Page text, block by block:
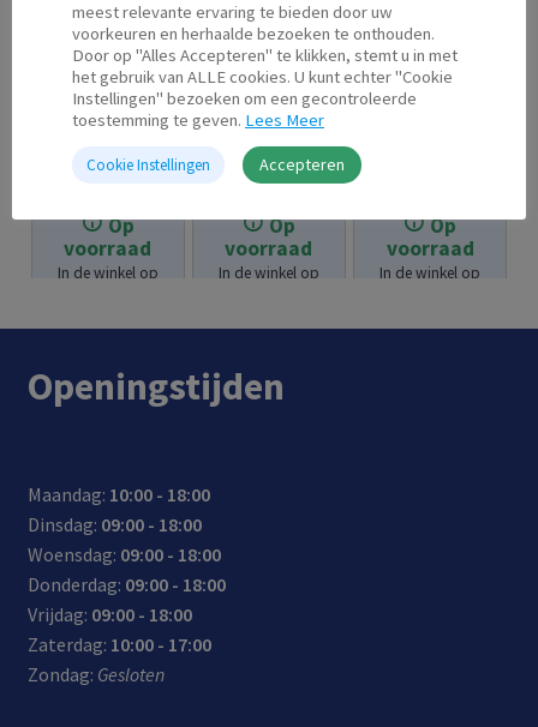
Op
voorraad
In de winkel op
Epson 664
€11.95
Op
voorraad
In de winkel op
Epson 664
Zwart
€12.95
Op
voorraad
In de winkel op
€20.95
Openingstijden
Maandag: 10:00 - 18:00
Dinsdag: 09:00 - 18:00
Woensdag: 09:00 - 18:00
Donderdag: 09:00 - 18:00
Vrijdag: 09:00 - 18:00
Zaterdag: 10:00 - 17:00
Zondag: Gesloten
meest relevante ervaring te bieden door uw
voorkeuren en herhaalde bezoeken te onthouden.
Door op "Alles Accepteren" te klikken, stemt u in met
het gebruik van ALLE cookies. U kunt echter "Cookie
Instellingen" bezoeken om een gecontroleerde
toestemming te geven. Lees Meer
Cookie Instellingen Accepteren